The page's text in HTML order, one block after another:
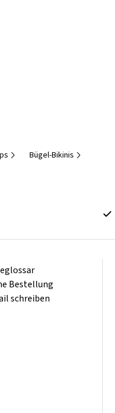
Bügel-Bikinis
Bestellung
schreiben